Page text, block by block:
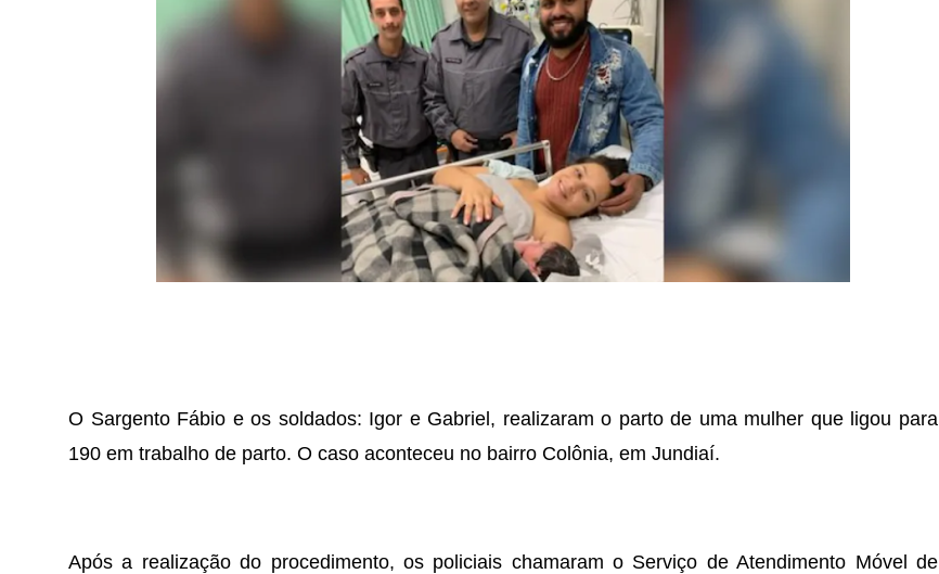
O Sargento Fábio e os soldados: Igor e Gabriel, realizaram o parto de uma mulher que ligou para
190 em trabalho de parto. O caso aconteceu no bairro Colônia, em Jundiaí.
Após a realização do procedimento, os policiais chamaram o Serviço de Atendimento Móvel de